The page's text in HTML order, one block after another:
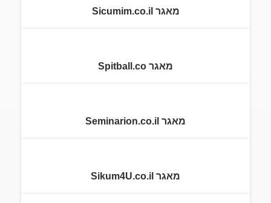
מאגר Sicumim.co.il
מאגר Spitball.co
מאגר Seminarion.co.il
מאגר Sikum4U.co.il